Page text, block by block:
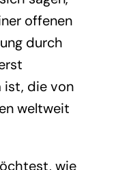
offenen
durch
ist, die von
weltweit
wie